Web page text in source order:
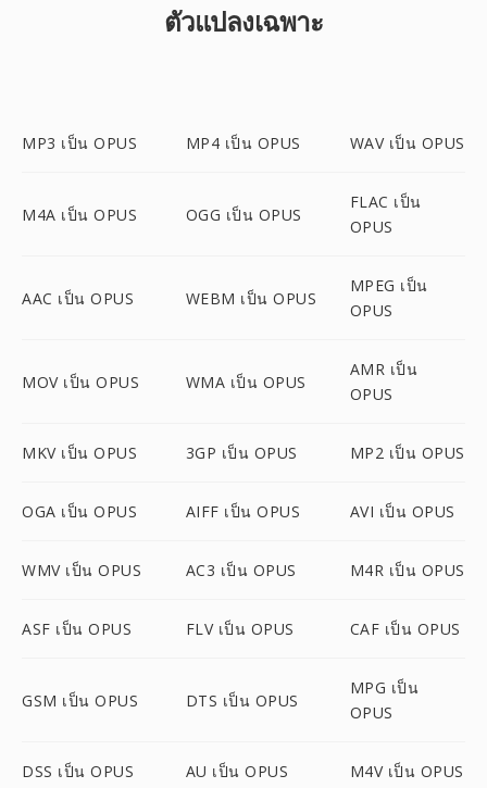
ตัวแปลงเฉพาะ
MP3 เป็น OPUS MP4 เป็น OPUS WAV เป็น OPUS
M4A เป็น OPUS OGG เป็น OPUS
FLAC เป็น
OPUS
AAC เป็น OPUS WEBM เป็น OPUS
MPEG เป็น
OPUS
MOV เป็น OPUS WMA เป็น OPUS
AMR เป็น
OPUS
MKV เป็น OPUS 3GP เป็น OPUS MP2 เป็น OPUS
OGA เป็น OPUS AIFF เป็น OPUS AVI เป็น OPUS
WMV เป็น OPUS AC3 เป็น OPUS M4R เป็น OPUS
ASF เป็น OPUS FLV เป็น OPUS CAF เป็น OPUS
GSM เป็น OPUS DTS เป็น OPUS
MPG เป็น
OPUS
DSS เป็น OPUS AU เป็น OPUS M4V เป็น OPUS